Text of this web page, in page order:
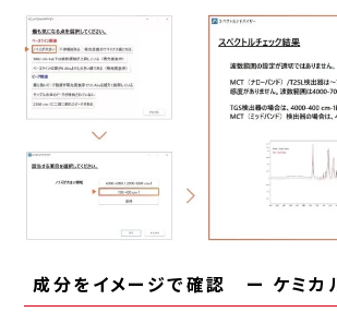
成分をイメージで確認 ー ケミカ